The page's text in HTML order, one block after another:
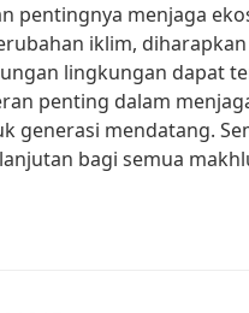
pentingnya menjaga
iklim,
lingkungan dapat
penting dalam
generasi mendatang.
bagi semua